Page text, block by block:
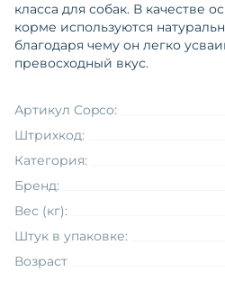
класса для собак. В качестве
корме используются
благодаря чему он легко
превосходный вкус.
Артикул Copco:
Штрихкод:
Категория:
Бренд:
Вес (кг):
Штук в упаковке:
Возраст